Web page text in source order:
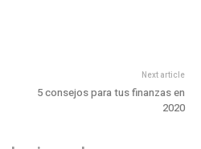
Next article
5 consejos para tus finanzas en
2020